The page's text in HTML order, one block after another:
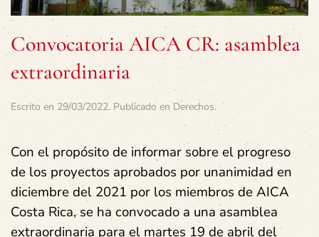
Convocatoria AICA CR: asamblea
extraordinaria
Escrito en 29/03/2022. Publicado en Derechos.
Con el propósito de informar sobre el progreso
de los proyectos aprobados por unanimidad en
diciembre del 2021 por los miembros de AICA
Costa Rica, se ha convocado a una asamblea
extraordinaria para el martes 19 de abril del